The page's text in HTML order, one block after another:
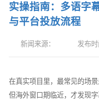
实操指南：多语字
与平台投放流程
新闻来源： 发布
在真实项目里，最常见的场
但海外窗口期临近，才发现